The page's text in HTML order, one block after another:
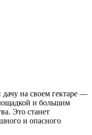
на своем гектаре —
и большим
Это станет
и опасного